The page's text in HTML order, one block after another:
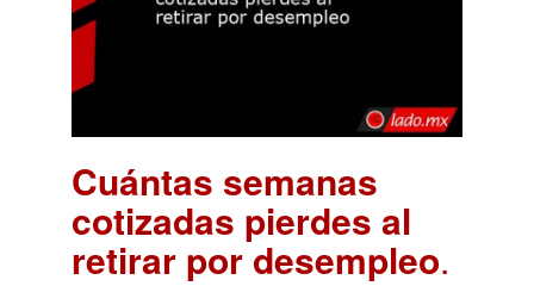
Cuántas semanas
cotizadas pierdes al
retirar por desempleo.